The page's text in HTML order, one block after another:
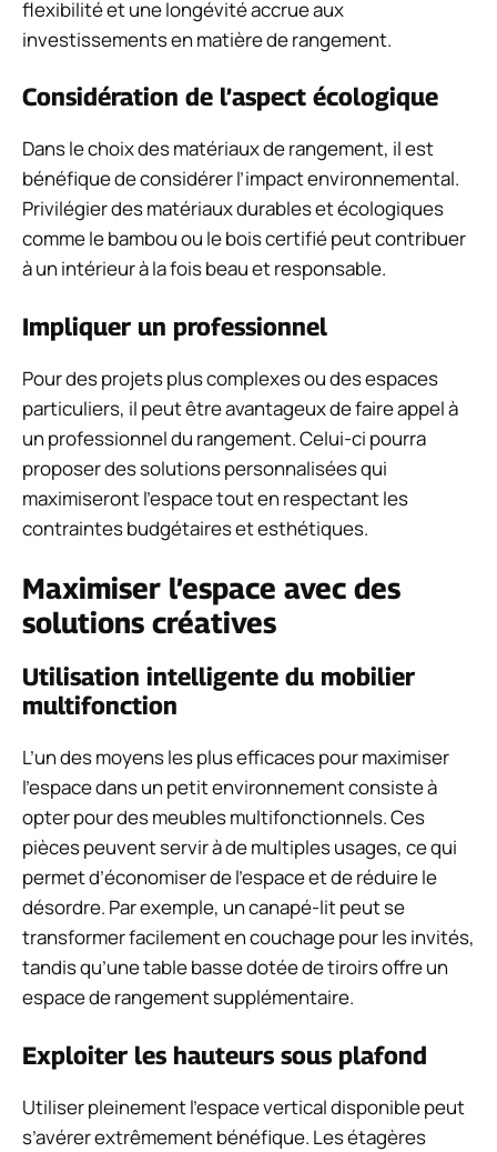
flexibilité et une longévité accrue aux
investissements en matière de rangement.
Considération de l’aspect écologique
Dans le choix des matériaux de rangement, il est
bénéfique de considérer l’impact environnemental.
Privilégier des matériaux durables et écologiques
comme le bambou ou le bois certifié peut contribuer
à un intérieur à la fois beau et responsable.
Impliquer un professionnel
Pour des projets plus complexes ou des espaces
particuliers, il peut être avantageux de faire appel à
un professionnel du rangement. Celui-ci pourra
proposer des solutions personnalisées qui
maximiseront l’espace tout en respectant les
contraintes budgétaires et esthétiques.
Maximiser l’espace avec des
solutions créatives
Utilisation intelligente du mobilier
multifonction
L’un des moyens les plus efficaces pour maximiser
l’espace dans un petit environnement consiste à
opter pour des meubles multifonctionnels. Ces
pièces peuvent servir à de multiples usages, ce qui
permet d’économiser de l’espace et de réduire le
désordre. Par exemple, un canapé-lit peut se
transformer facilement en couchage pour les invités,
tandis qu’une table basse dotée de tiroirs offre un
espace de rangement supplémentaire.
Exploiter les hauteurs sous plafond
Utiliser pleinement l’espace vertical disponible peut
s’avérer extrêmement bénéfique. Les étagères